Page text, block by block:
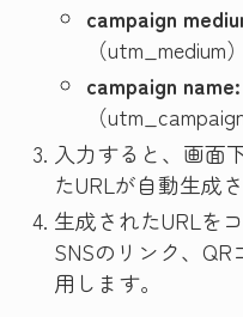
campaign
（utm_medium）
campaign name:
（utm_campaign
入力すると、画面
たURLが自動生成
生成されたURLを
SNSのリンク、
用します。